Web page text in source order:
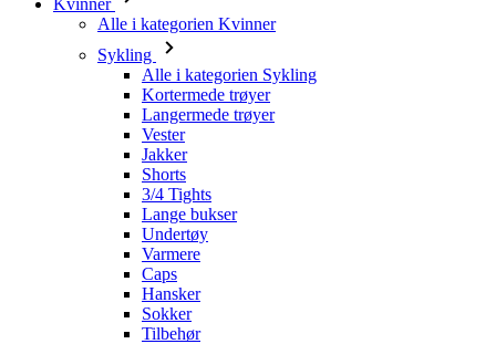
Kvinner
Alle i kategorien Kvinner
Sykling
Alle i kategorien Sykling
Kortermede trøyer
Langermede trøyer
Vester
Jakker
Shorts
3/4 Tights
Lange bukser
Undertøy
Varmere
Caps
Hansker
Sokker
Tilbehør